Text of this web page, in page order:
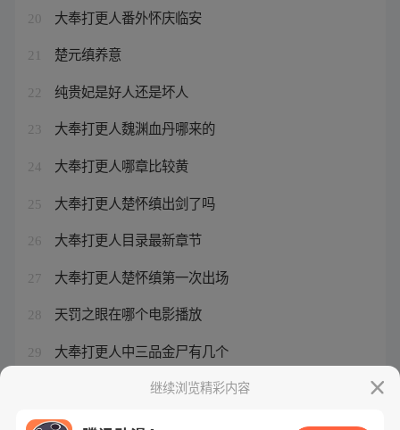
20 大奉打更人番外怀庆临安
21 楚元缜养意
22 纯贵妃是好人还是坏人
23 大奉打更人魏渊血丹哪来的
24 大奉打更人哪章比较黄
25 大奉打更人楚怀缜出剑了吗
26 大奉打更人目录最新章节
27 大奉打更人楚怀缜第一次出场
28 天罚之眼在哪个电影播放
29 大奉打更人中三品金尸有几个
继续浏览精彩内容